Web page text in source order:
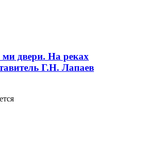
двери. На реках
Г.Н. Лапаев